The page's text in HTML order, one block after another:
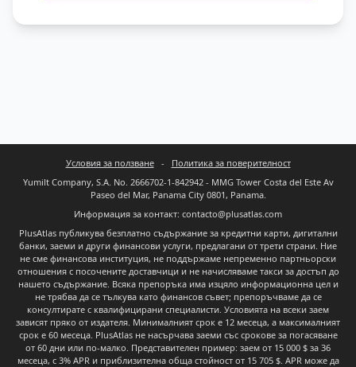
Условия за ползване- Политика за поверителност
Yumilt Company, S.A. No. 2666702-1-842942 - MMG Tower Costa del Este Av
Paseo del Mar, Panama City 0801, Panama.
Информация за контакт: contacto@plusatlas.com
PlusAtlas публикува безплатно съдържание за кредитни карти, дигитални
банки, заеми и други финансови услуги, предлагани от трети страни. Ние
не сме финансова институция, не поддържаме непременно партньорски
отношения с посочените доставчици и не начисляваме такси за достъп до
нашето съдържание. Всяка препоръка има изцяло информационна цел и
не трябва да се тълкува като финансов съвет; препоръчваме да се
консултирате с квалифицирани специалисти. Условията на всеки заем
зависят пряко от издателя. Минималният срок е 12 месеца, а максималният
срок е 60 месеца. PlusAtlas не насърчава заеми със срокове за погасяване
от 60 дни или по-малко. Представителен пример: заем от 15 000 $ за 36
месеца, с 3% APR и приблизителна обща стойност от 15 705 $. APR може да